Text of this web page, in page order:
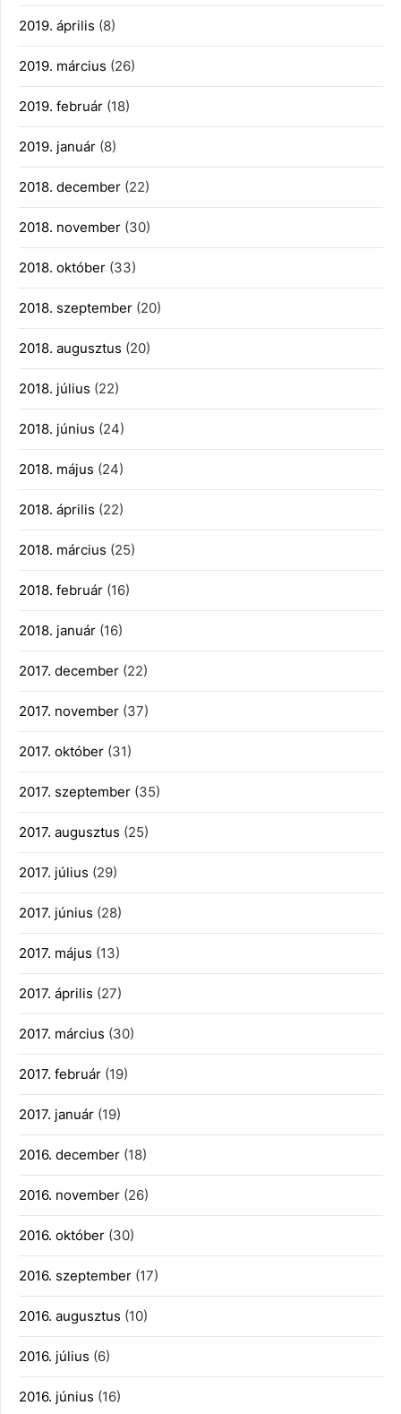
2019. április (8)
2019. március (26)
2019. február (18)
2019. január (8)
2018. december (22)
2018. november (30)
2018. október (33)
2018. szeptember (20)
2018. augusztus (20)
2018. július (22)
2018. június (24)
2018. május (24)
2018. április (22)
2018. március (25)
2018. február (16)
2018. január (16)
2017. december (22)
2017. november (37)
2017. október (31)
2017. szeptember (35)
2017. augusztus (25)
2017. július (29)
2017. június (28)
2017. május (13)
2017. április (27)
2017. március (30)
2017. február (19)
2017. január (19)
2016. december (18)
2016. november (26)
2016. október (30)
2016. szeptember (17)
2016. augusztus (10)
2016. július (6)
2016. június (16)